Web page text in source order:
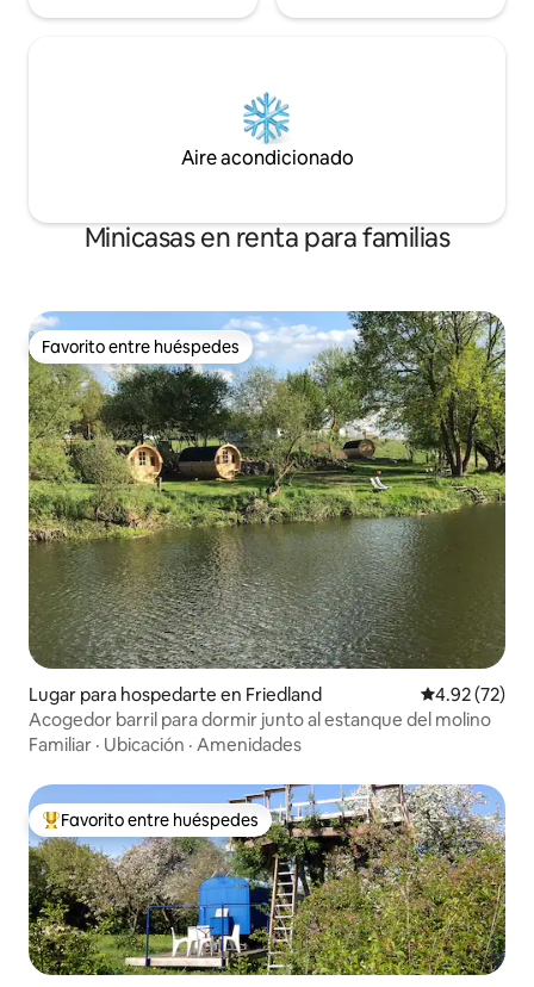
Aire acondicionado
Minicasas en renta para familias
Favorito entre huéspedes
Favorito entre huéspedes
Lugar para hospedarte en Friedland Calificación
4.92 (72)
Acogedor barril para dormir junto al estanque del molino
Familiar · Ubicación · Amenidades
De los mejores en Favorito entre huéspedes
Favorito entre huéspedes